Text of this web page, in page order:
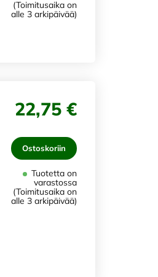
(Toimitusaika on
alle 3 arkipäivää)
22,75 €
Ostoskoriin
Tuotetta on
varastossa
(Toimitusaika on
alle 3 arkipäivää)